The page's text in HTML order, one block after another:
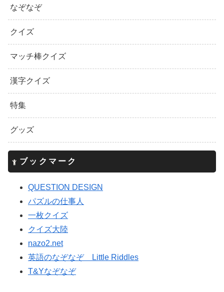
なぞなぞ
クイズ
マッチ棒クイズ
漢字クイズ
特集
グッズ
ブックマーク
QUESTION DESIGN
パズルの仕事人
一枚クイズ
クイズ大陸
nazo2.net
英語のなぞなぞ Little Riddles
T&Yなぞなぞ